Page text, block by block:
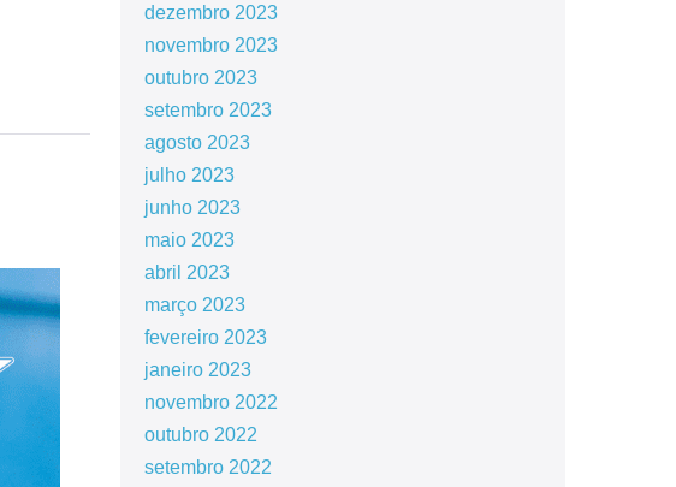
dezembro 2023
novembro 2023
outubro 2023
setembro 2023
agosto 2023
julho 2023
junho 2023
maio 2023
abril 2023
março 2023
fevereiro 2023
janeiro 2023
novembro 2022
outubro 2022
setembro 2022